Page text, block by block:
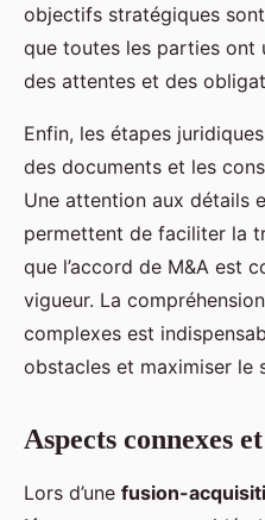
objectifs stratégiques
que toutes les parties ont
des attentes et des
Enfin, les étapes
des documents et les
Une attention aux détails
permettent de faciliter la
que l’accord de M&A est
vigueur. La
complexes est
obstacles et maximiser le
Aspects connexes
Lors d’une fusion-